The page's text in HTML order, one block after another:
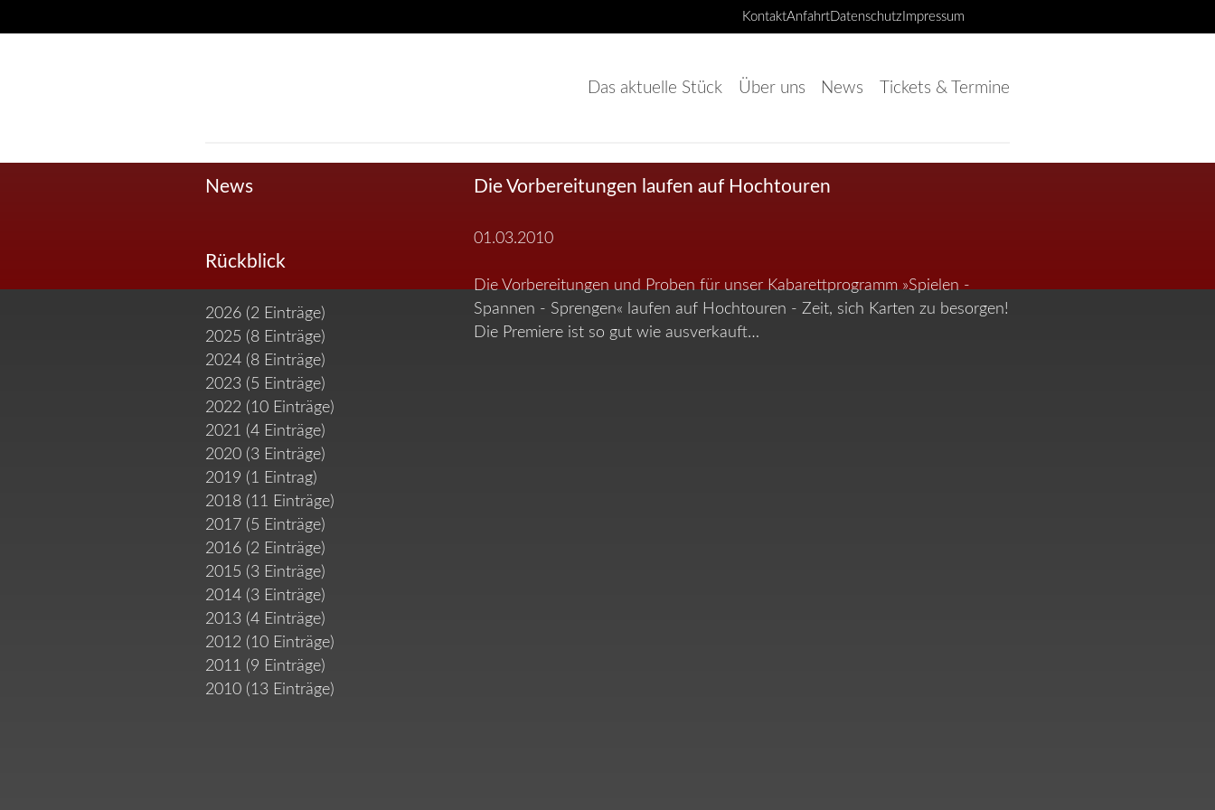
KontaktAnfahrtDatenschutz Impressum
Das aktuelle Stück Über uns News Tickets & Termine
Die Vorbereitungen laufen auf Hochtouren
01.03.2010
Die Vorbereitungen und Proben für unser Kabarettprogramm »Spielen -
Spannen - Sprengen« laufen auf Hochtouren - Zeit, sich Karten zu besorgen!
Die Premiere ist so gut wie ausverkauft…
News
Rückblick
2026 (2 Einträge)
2025 (8 Einträge)
2024 (8 Einträge)
2023 (5 Einträge)
2022 (10 Einträge)
2021 (4 Einträge)
2020 (3 Einträge)
2019 (1 Eintrag)
2018 (11 Einträge)
2017 (5 Einträge)
2016 (2 Einträge)
2015 (3 Einträge)
2014 (3 Einträge)
2013 (4 Einträge)
2012 (10 Einträge)
2011 (9 Einträge)
2010 (13 Einträge)